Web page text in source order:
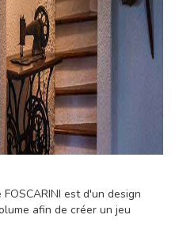
est d'un design
afin de créer un jeu